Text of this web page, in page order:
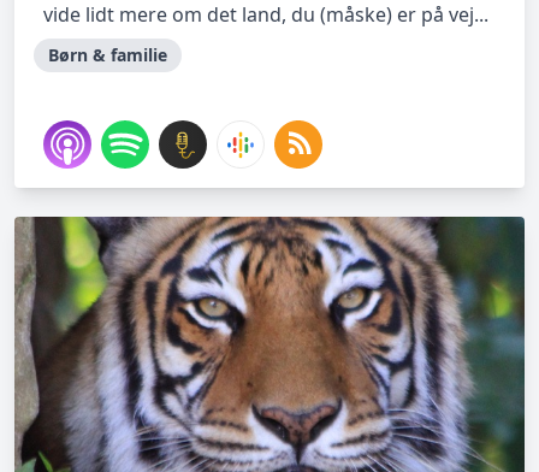
vide lidt mere om det land, du (måske) er på vej...
Børn & familie